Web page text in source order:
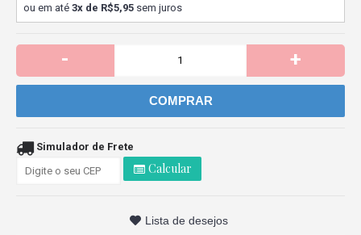
ou em até 3x de R$5,95 sem juros
- +
COMPRAR
Simulador de Frete
Calcular
Lista de desejos